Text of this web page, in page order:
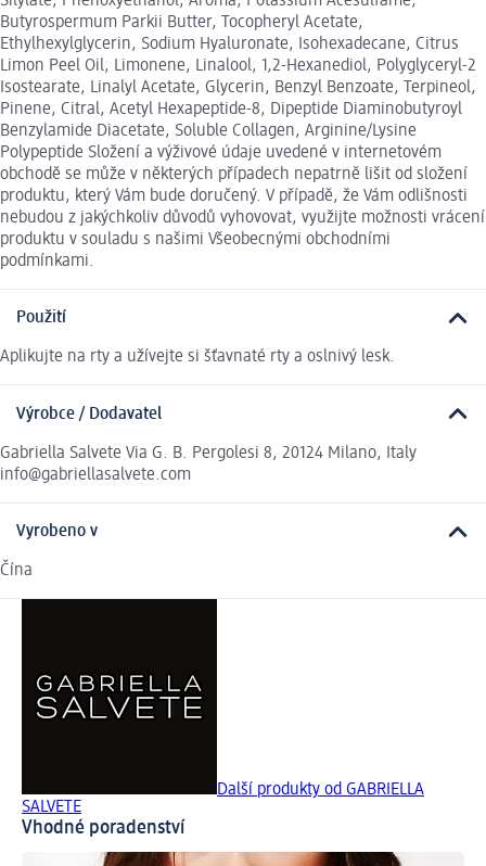
Butyrospermum Parkii Butter, Tocopheryl Acetate,
Ethylhexylglycerin, Sodium Hyaluronate, Isohexadecane, Citrus
Limon Peel Oil, Limonene, Linalool, 1,2-Hexanediol, Polyglyceryl-2
Isostearate, Linalyl Acetate, Glycerin, Benzyl Benzoate, Terpineol,
Pinene, Citral, Acetyl Hexapeptide-8, Dipeptide Diaminobutyroyl
Benzylamide Diacetate, Soluble Collagen, Arginine/Lysine
Polypeptide Složení a výživové údaje uvedené v internetovém
obchodě se může v některých případech nepatrně lišit od složení
produktu, který Vám bude doručený. V případě, že Vám odlišnosti
nebudou z jakýchkoliv důvodů vyhovovat, využijte možnosti vrácení
produktu v souladu s našimi Všeobecnými obchodními
podmínkami.
Použití
Aplikujte na rty a užívejte si šťavnaté rty a oslnivý lesk.
Výrobce / Dodavatel
Gabriella Salvete Via G. B. Pergolesi 8, 20124 Milano, Italy
info@gabriellasalvete.com
Vyrobeno v
Čína
Další produkty od GABRIELLA
SALVETE
Vhodné poradenství